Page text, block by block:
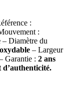
:
:
– Diamètre du
– Largeur
Garantie : 2 ans
d’authenticité.